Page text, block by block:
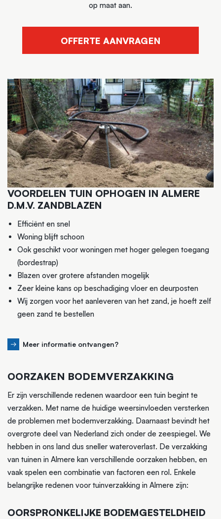
op maat aan.
OFFERTE AANVRAGEN
VOORDELEN TUIN OPHOGEN IN ALMERE
D.M.V. ZANDBLAZEN
Efficiënt en snel
Woning blijft schoon
Ook geschikt voor woningen met hoger gelegen toegang
(bordestrap)
Blazen over grotere afstanden mogelijk
Zeer kleine kans op beschadiging vloer en deurposten
Wij zorgen voor het aanleveren van het zand, je hoeft zelf
geen zand te bestellen
Meer informatie ontvangen?
OORZAKEN BODEMVERZAKKING
Er zijn verschillende redenen waardoor een tuin begint te
verzakken. Met name de huidige weersinvloeden versterken
de problemen met bodemverzakking. Daarnaast bevindt het
overgrote deel van Nederland zich onder de zeespiegel. We
hebben in ons land dus sneller wateroverlast. De verzakking
van tuinen in Almere kan verschillende oorzaken hebben, en
vaak spelen een combinatie van factoren een rol. Enkele
belangrijke redenen voor tuinverzakking in Almere zijn:
OORSPRONKELIJKE BODEMGESTELDHEID